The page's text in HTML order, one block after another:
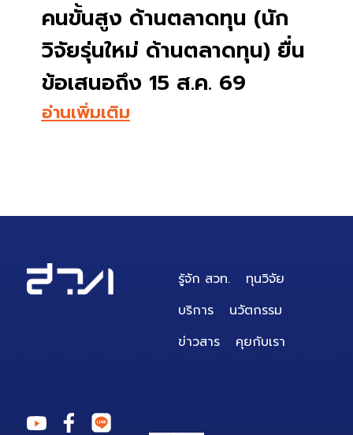
คนขั้นสูง ด้านตลาดทุน (นัก
วิจัยรุ่นใหม่ ด้านตลาดทุน) ยื่น
ข้อเสนอถึง 15 ส.ค. 69
อ่านเพิ่มเติม
รู้จัก สวท.
ทุนวิจัย
บริการ
นวัตกรรม
ข่าวสาร
คุยกับเรา